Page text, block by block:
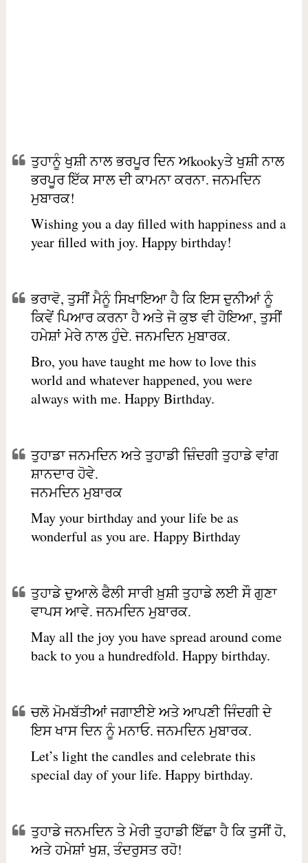
ਤੁਹਾਨੂੰ ਖੁਸ਼ੀ ਨਾਲ ਭਰਪੂਰ ਦਿਨ ਅkookyਤੇ ਖੁਸ਼ੀ ਨਾਲ
ਭਰਪੂਰ ਇੱਕ ਸਾਲ ਦੀ ਕਾਮਨਾ ਕਰਨਾ. ਜਨਮਦਿਨ
ਮੁਬਾਰਕ!
Wishing you a day filled with happiness and a
year filled with joy. Happy birthday!
ਭਰਾਵੋ, ਤੁਸੀਂ ਮੈਨੂੰ ਸਿਖਾਇਆ ਹੈ ਕਿ ਇਸ ਦੁਨੀਆਂ ਨੂੰ
ਕਿਵੇਂ ਪਿਆਰ ਕਰਨਾ ਹੈ ਅਤੇ ਜੋ ਕੁਝ ਵੀ ਹੋਇਆ, ਤੁਸੀਂ
ਹਮੇਸ਼ਾਂ ਮੇਰੇ ਨਾਲ ਹੁੰਦੇ. ਜਨਮਦਿਨ ਮੁਬਾਰਕ.
Bro, you have taught me how to love this
world and whatever happened, you were
always with me. Happy Birthday.
ਤੁਹਾਡਾ ਜਨਮਦਿਨ ਅਤੇ ਤੁਹਾਡੀ ਜ਼ਿੰਦਗੀ ਤੁਹਾਡੇ ਵਾਂਗ
ਸ਼ਾਨਦਾਰ ਹੋਵੇ.
ਜਨਮਦਿਨ ਮੁਬਾਰਕ
May your birthday and your life be as
wonderful as you are. Happy Birthday
ਤੁਹਾਡੇ ਦੁਆਲੇ ਫੈਲੀ ਸਾਰੀ ਖ਼ੁਸ਼ੀ ਤੁਹਾਡੇ ਲਈ ਸੌ ਗੁਣਾ
ਵਾਪਸ ਆਵੇ. ਜਨਮਦਿਨ ਮੁਬਾਰਕ.
May all the joy you have spread around come
back to you a hundredfold. Happy birthday.
ਚਲੋ ਮੋਮਬੱਤੀਆਂ ਜਗਾਈਏ ਅਤੇ ਆਪਣੀ ਜਿੰਦਗੀ ਦੇ
ਇਸ ਖਾਸ ਦਿਨ ਨੂੰ ਮਨਾਓ. ਜਨਮਦਿਨ ਮੁਬਾਰਕ.
Let’s light the candles and celebrate this
special day of your life. Happy birthday.
ਤੁਹਾਡੇ ਜਨਮਦਿਨ ਤੇ ਮੇਰੀ ਤੁਹਾਡੀ ਇੱਛਾ ਹੈ ਕਿ ਤੁਸੀਂ ਹੋ,
ਅਤੇ ਹਮੇਸ਼ਾਂ ਖੁਸ਼, ਤੰਦਰੁਸਤ ਰਹੋ!